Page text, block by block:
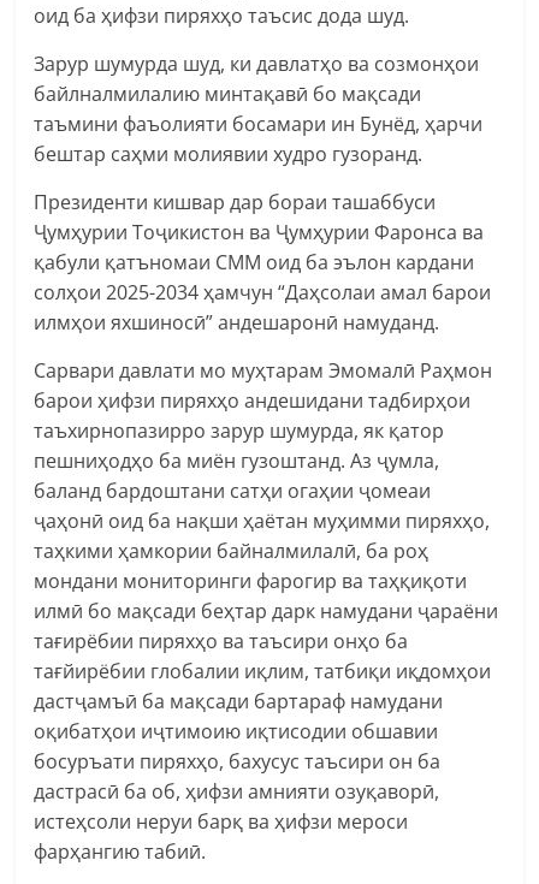
оид ба ҳифзи пиряхҳо таъсис дода шуд.
Зарур шумурда шуд, ки давлатҳо ва созмонҳои
байлналмилалию минтақавӣ бо мақсади
таъмини фаъолияти босамари ин Бунёд, ҳарчи
бештар саҳми молиявии худро гузоранд.
Президенти кишвар дар бораи ташаббуси
Ҷумҳурии Тоҷикистон ва Ҷумҳурии Фаронса ва
қабули қатъномаи СММ оид ба эълон кардани
солҳои 2025-2034 ҳамчун “Даҳсолаи амал барои
илмҳои яхшиносӣ” андешаронӣ намуданд.
Сарвари давлати мо муҳтарам Эмомалӣ Раҳмон
барои ҳифзи пиряхҳо андешидани тадбирҳои
таъхирнопазирро зарур шумурда, як қатор
пешниҳодҳо ба миён гузоштанд. Аз ҷумла,
баланд бардоштани сатҳи огаҳии ҷомеаи
ҷаҳонӣ оид ба нақши ҳаётан муҳимми пиряхҳо,
таҳкими ҳамкории байналмилалӣ, ба роҳ
мондани мониторинги фарогир ва таҳқиқоти
илмӣ бо мақсади беҳтар дарк намудани ҷараёни
тағирёбии пиряхҳо ва таъсири онҳо ба
тағйирёбии глобалии иқлим, татбиқи иқдомҳои
дастҷамъӣ ба мақсади бартараф намудани
оқибатҳои иҷтимоию иқтисодии обшавии
босуръати пиряхҳо, бахусус таъсири он ба
дастрасӣ ба об, ҳифзи амнияти озуқаворӣ,
истеҳсоли неруи барқ ва ҳифзи мероси
фарҳангию табиӣ.